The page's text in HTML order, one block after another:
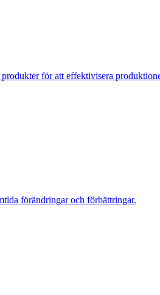
för att effektivisera
förändringar och förbättringar.